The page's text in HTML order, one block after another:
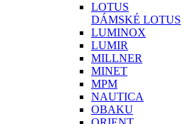
LOTUS
DÁMSKÉ LOTUS
LUMINOX
LUMIR
MILLNER
MINET
MPM
NAUTICA
OBAKU